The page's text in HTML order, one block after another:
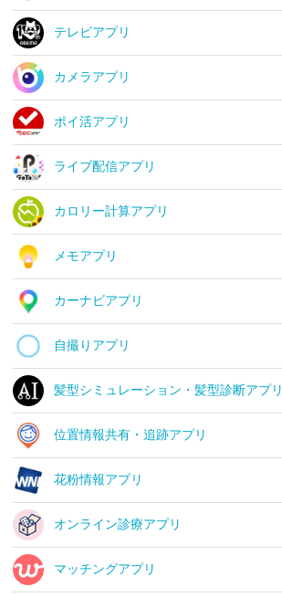
テレビアプリ
カメラアプリ
ポイ活アプリ
ライブ配信アプリ
カロリー計算アプリ
メモアプリ
カーナビアプリ
自撮りアプリ
髪型シミュレーション・髪型診断アプリ
位置情報共有・追跡アプリ
花粉情報アプリ
オンライン診療アプリ
マッチングアプリ